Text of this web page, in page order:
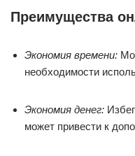
Преимущества
Экономия времени:
необходимости
Экономия денег:
может привести к